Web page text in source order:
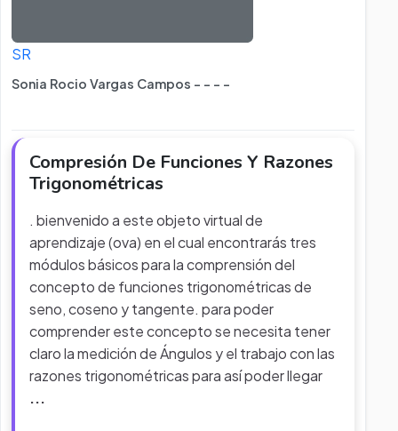
SR
Sonia Rocio Vargas Campos - - - -
Compresión De Funciones Y Razones
Trigonométricas
. bienvenido a este objeto virtual de
aprendizaje (ova) en el cual encontrarás tres
módulos básicos para la comprensión del
concepto de funciones trigonométricas de
seno, coseno y tangente. para poder
comprender este concepto se necesita tener
claro la medición de Ángulos y el trabajo con las
razones trigonométricas para así poder llegar
...